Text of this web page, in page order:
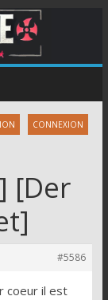
CONNEXION
[Der
#5586
coeur il est